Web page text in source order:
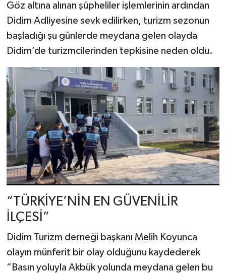
Göz altına alınan şüpheliler işlemlerinin ardından
Didim Adliyesine sevk edilirken, turizm sezonun
başladığı şu günlerde meydana gelen olayda
Didim’de turizmcilerinden tepkisine neden oldu.
“TÜRKİYE’NİN EN GÜVENİLİR
İLÇESİ”
Didim Turizm derneği başkanı Melih Koyunca
olayın münferit bir olay olduğunu kaydederek
“Basın yoluyla Akbük yolunda meydana gelen bu